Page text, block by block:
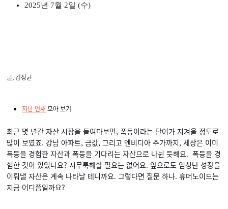
2025년 7월 2일 (수)
글, 김상균
지난 연재 모아 보기
최근 몇 년간 자산 시장을 들여다보면, 폭등이라는 단어가 지겨울 정도로
많이 보였죠. 강남 아파트, 금값, 그리고 엔비디아 주가까지, 세상은 이미
폭등을 경험한 자산과 폭등을 기다리는 자산으로 나뉜 듯해요. 폭등을 경
험한 것이 있었나요? 시무룩해할 필요는 없어요. 앞으로도 엄청난 성장을
이뤄낼 자산은 계속 나타날 테니까요. 그렇다면 질문 하나. 휴머노이드는
지금 어디쯤일까요?